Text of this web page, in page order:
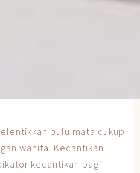
bulu mata cukup
wanita. Kecantikan
kecantikan bagi